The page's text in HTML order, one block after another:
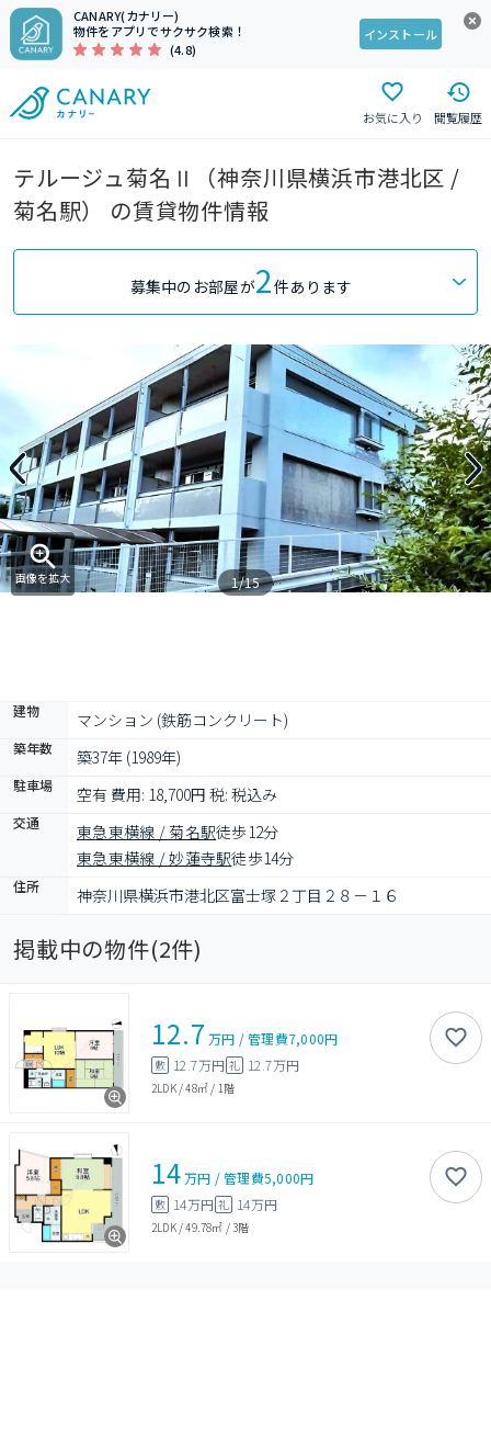
CANARY(カナリー)
物件をアプリでサクサク検索！
(4.8)
インストール
お気に入り 閲覧履歴
テルージュ菊名Ⅱ（神奈川県横浜市港北区 /
菊名駅） の賃貸物件情報
募集中のお部屋が2件あります
画像を拡大 1/15
建物 マンション (鉄筋コンクリート)
築年数 築37年 (1989年)
駐車場 空有 費用: 18,700円 税: 税込み
交通 東急東横線 / 菊名駅徒歩12分
東急東横線 / 妙蓮寺駅徒歩14分
住所 神奈川県横浜市港北区富士塚２丁目２８－１６
掲載中の物件(2件)
12.7 万円 /管理費7,000円
敷 12.7万円 礼 12.7万円
2LDK/48㎡ / 1階
14万円 /管理費5,000円
敷 14万円 礼 14万円
2LDK/49.78㎡ /3階